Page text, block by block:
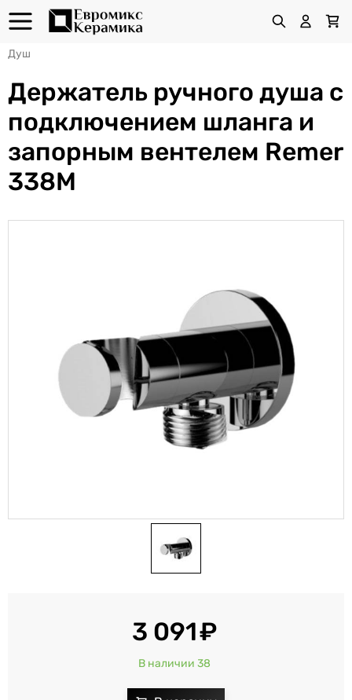
Душ
Держатель ручного душа с
подключением шланга и
запорным вентелем Remer
338M
3 091
В наличии 38